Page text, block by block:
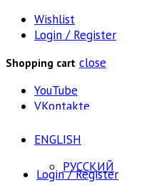
Wishlist
Login / Register
Shopping cart close
YouTube
VKontakte
ENGLISH
РУССКИЙ
Login / Register